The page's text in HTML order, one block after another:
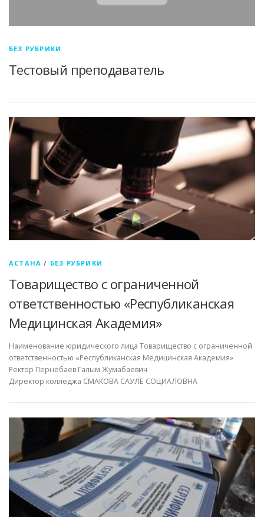
БЕЗ РУБРИКИ
Тестовый преподаватель
АСТАНА / БЕЗ РУБРИКИ
Товарищество с ограниченной
ответственностью «Республиканская
Медицинская Академия»
Наименование юридического лица Товарищество с ограниченной
ответственностью «Республиканская Медицинская Академия»
Ректор Пернебаев Галым Жумабаевич
Директор колледжа СМАКОВА САУЛЕ СОЦИАЛОВНА